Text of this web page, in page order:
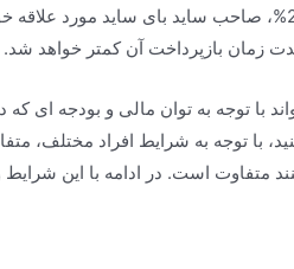
میلیون تومان نزد فروشگاه ارائه کنید. ما به شما این اطمینان را خواهیم داد که میتوانید با کمترین میزان
زمان بازپرداخت آن کمتر خواهد شد.
که هر خریداری می تواند با توجه به توان مالی و
با توجه به شرایط افراد مختلف،
متفاوت است. در ادامه با این شرایط